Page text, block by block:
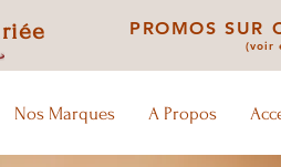
PROMOS SUR
(voir
Nos Marques A Propos